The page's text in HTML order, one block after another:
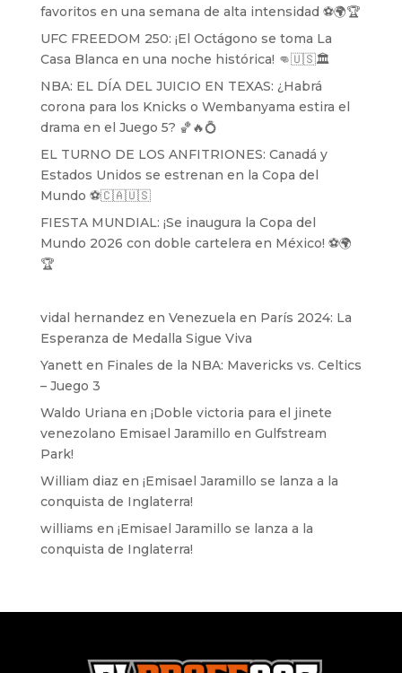
favoritos en una semana de alta intensidad ⚽️🌍🏆
UFC FREEDOM 250: ¡El Octágono se toma La
Casa Blanca en una noche histórica! 👊🇺🇸🏛️
NBA: EL DÍA DEL JUICIO EN TEXAS: ¿Habrá
corona para los Knicks o Wembanyama estira el
drama en el Juego 5? 🏀🔥💍
EL TURNO DE LOS ANFITRIONES: Canadá y
Estados Unidos se estrenan en la Copa del
Mundo ⚽️🇨🇦🇺🇸
FIESTA MUNDIAL: ¡Se inaugura la Copa del
Mundo 2026 con doble cartelera en México! ⚽️🌍
🏆
vidal hernandez en Venezuela en París 2024: La
Esperanza de Medalla Sigue Viva
Yanetten Finales de la NBA: Mavericks vs. Celtics
– Juego 3
Waldo Uriana en ¡Doble victoria para el jinete
venezolano Emisael Jaramillo en Gulfstream
Park!
William diaz en ¡Emisael Jaramillo se lanza a la
conquista de Inglaterra!
williams en ¡Emisael Jaramillo se lanza a la
conquista de Inglaterra!